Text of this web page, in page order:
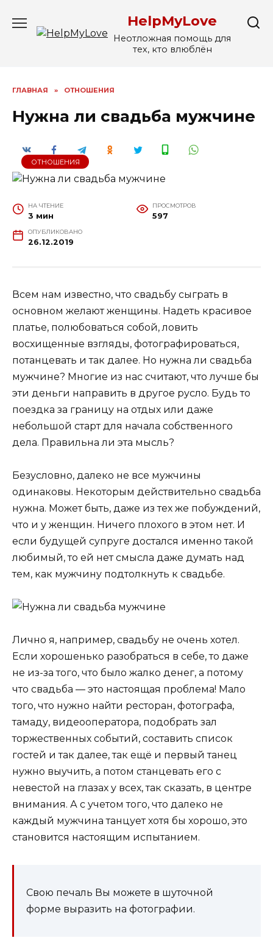
содержанию
HelpMyLove
Неотложная помощь для
тех, кто влюблён
ГЛАВНАЯ » ОТНОШЕНИЯ
Нужна ли свадьба мужчине
ОТНОШЕНИЯ
НА ЧТЕНИЕ
3 мин
ПРОСМОТРОВ
597
ОПУБЛИКОВАНО
26.12.2019
Всем нам известно, что свадьбу сыграть в
основном желают женщины. Надеть красивое
платье, полюбоваться собой, ловить
восхищенные взгляды, фотографироваться,
потанцевать и так далее. Но нужна ли свадьба
мужчине? Многие из нас считают, что лучше бы
эти деньги направить в другое русло. Будь то
поездка за границу на отдых или даже
небольшой старт для начала собственного
дела. Правильна ли эта мысль?
Безусловно, далеко не все мужчины
одинаковы. Некоторым действительно свадьба
нужна. Может быть, даже из тех же побуждений,
что и у женщин. Ничего плохого в этом нет. И
если будущей супруге достался именно такой
любимый, то ей нет смысла даже думать над
тем, как мужчину подтолкнуть к свадьбе.
Лично я, например, свадьбу не очень хотел.
Если хорошенько разобраться в себе, то даже
не из-за того, что было жалко денег, а потому
что свадьба — это настоящая проблема! Мало
того, что нужно найти ресторан, фотографа,
тамаду, видеооператора, подобрать зал
торжественных событий, составить список
гостей и так далее, так ещё и первый танец
нужно выучить, а потом станцевать его с
невестой на глазах у всех, так сказать, в центре
внимания. А с учетом того, что далеко не
каждый мужчина танцует хотя бы хорошо, это
становится настоящим испытанием.
Свою печаль Вы можете в шуточной
форме выразить на фотографии.